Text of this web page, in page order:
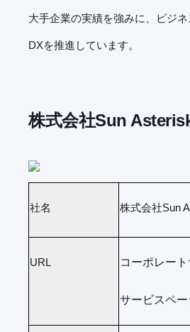
大手企業の実績を強みに、ビジ
DXを推進しています。
株式会社Sun
社名 株式会社Sun
URL コーポレート
サービスペー